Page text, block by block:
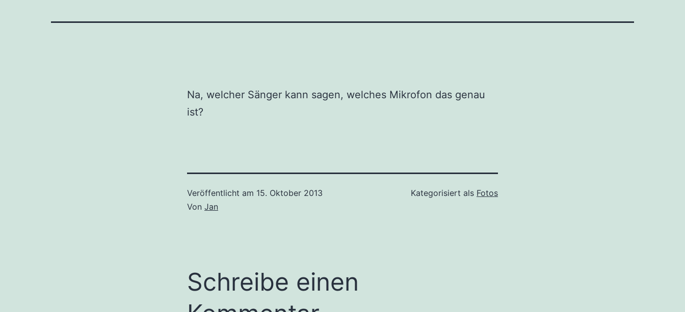
Na, welcher Sänger kann sagen, welches Mikrofon das genau
ist?
Veröffentlicht am 15. Oktober 2013
Von Jan
Kategorisiert als Fotos
Schreibe einen